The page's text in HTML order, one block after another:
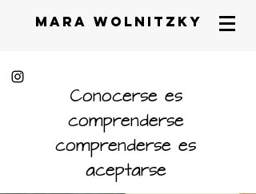
mara wolnitzky
Conocerse es
comprenderse
comprenderse es
aceptarse